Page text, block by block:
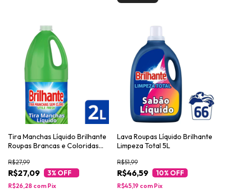
Tira Manchas Líquido Brilhante
Roupas Brancas e Coloridas
R$27,09
R$27,99
3% OFF
R$26,28 com Pix
Lava Roupas Líquido Brilhante
Limpeza Total 5L
R$46,59
R$51,99
10% OFF
R$45,19 com Pix